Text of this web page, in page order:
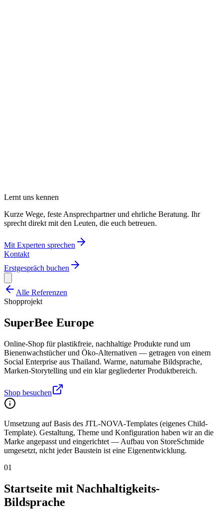
Lernt uns kennen
Kurze Wege, feste Ansprechpartner und ehrliche Beratung. Ihr
sprecht direkt mit den Leuten, die euch betreuen.
Mit Experten sprechen
Kontakt
Erstgespräch buchen
Alle Referenzen
Shopprojekt
SuperBee Europe
Online-Shop für plastikfreie, nachhaltige Produkte rund um
Bienenwachstücher und Öko-Alternativen — getragen von einem
Social Enterprise aus Thailand. Warme, naturnahe Bildsprache,
Marken-Storytelling und ein klar gegliederter Produktbereich.
Shop besuchen
Umsetzung auf Basis des JTL-NOVA-Templates (eigenes Child-
Template). Gestaltung, Theme und Konfiguration haben wir an die
Marke angepasst und eingerichtet — Aufbau von StoreSchmide
umgesetzt, nicht jeder Baustein ist eine Eigenentwicklung.
01
Startseite mit Nachhaltigkeits-
Bildsprache